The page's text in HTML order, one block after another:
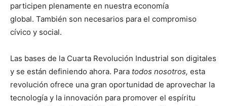
participen plenamente en nuestra economía
global. También son necesarios para el compromiso
cívico y social.
Las bases de la Cuarta Revolución Industrial son digitales
y se están definiendo ahora. Para todos nosotros, esta
revolución ofrece una gran oportunidad de aprovechar la
tecnología y la innovación para promover el espíritu